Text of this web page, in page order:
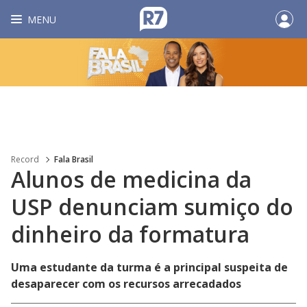
MENU
Record Fala Brasil
Alunos de medicina da
USP denunciam sumiço do
dinheiro da formatura
Uma estudante da turma é a principal suspeita de
desaparecer com os recursos arrecadados